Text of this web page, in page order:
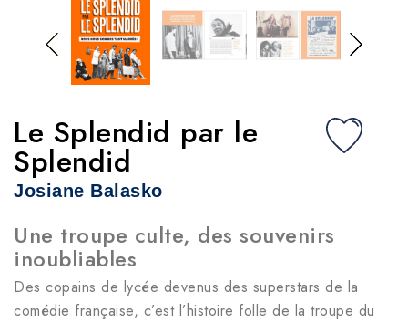
Le Splendid par le
Splendid
Josiane Balasko
Une troupe culte, des souvenirs
inoubliables
Des copains de lycée devenus des superstars de la
comédie française, c’est l’histoire folle de la troupe du